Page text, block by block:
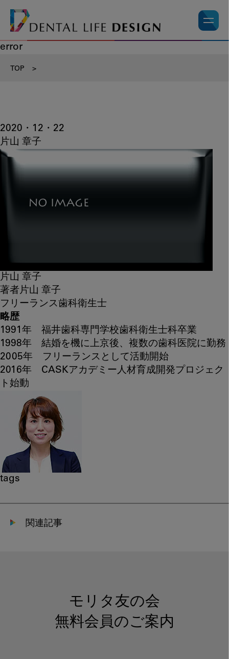
error
TOP >
2020・12・22
片山 章子
片山 章子
著者片山 章子
フリーランス歯科衛生士
略歴
1991年 福井歯科専門学校歯科衛生士科卒業
1998年 結婚を機に上京後、複数の歯科医院に勤務
2005年 フリーランスとして活動開始
2016年 CASKアカデミー人材育成開発プロジェク
ト始動
tags
関連記事
モリタ友の会
無料会員のご案内